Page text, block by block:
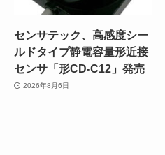
センサテック、高感度シー
ルドタイプ静電容量形近接
センサ「形CD-C12」発売
2026年8月6日